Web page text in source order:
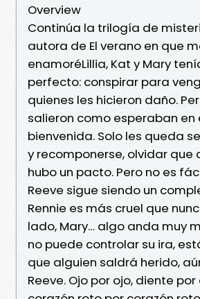
Overview
Continúa la trilogía de
autora de El verano en que
enamoréLillia, Kat y Mary
perfecto: conspirar para
quienes les hicieron daño.
salieron como esperaban en
bienvenida. Solo les queda
y recomponerse, olvidar que
hubo un pacto. Pero no es
Reeve sigue siendo un
Rennie es más cruel que
lado, Mary… algo anda muy
no puede controlar su ira,
que alguien saldrá herido,
Reeve. Ojo por ojo, diente